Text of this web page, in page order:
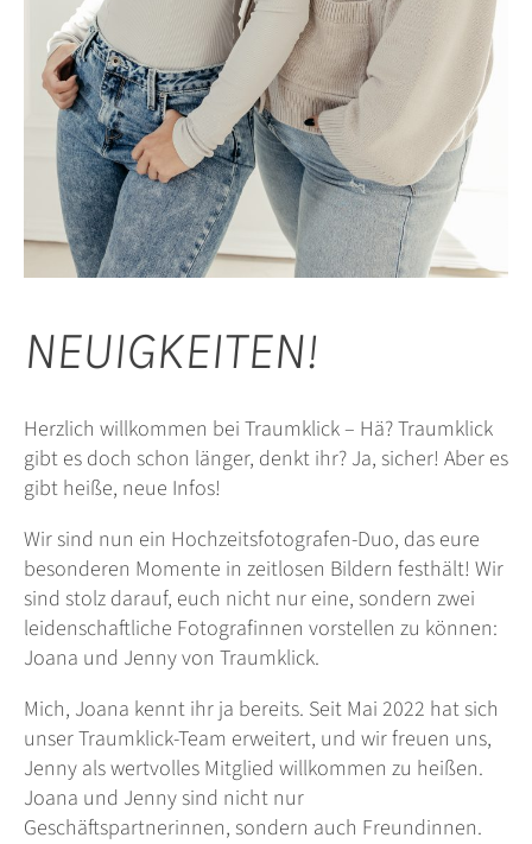
NEUIGKEITEN!
Herzlich willkommen bei Traumklick – Hä? Traumklick
gibt es doch schon länger, denkt ihr? Ja, sicher! Aber es
gibt heiße, neue Infos!
Wir sind nun ein Hochzeitsfotografen-Duo, das eure
besonderen Momente in zeitlosen Bildern festhält! Wir
sind stolz darauf, euch nicht nur eine, sondern zwei
leidenschaftliche Fotografinnen vorstellen zu können:
Joana und Jenny von Traumklick.
Mich, Joana kennt ihr ja bereits. Seit Mai 2022 hat sich
unser Traumklick-Team erweitert, und wir freuen uns,
Jenny als wertvolles Mitglied willkommen zu heißen.
Joana und Jenny sind nicht nur
Geschäftspartnerinnen, sondern auch Freundinnen.